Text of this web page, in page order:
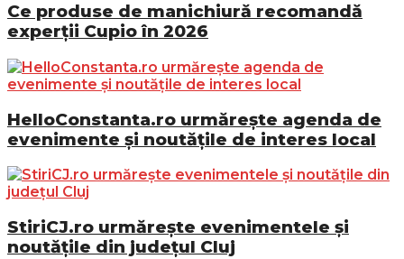
Ce produse de manichiură recomandă
experții Cupio în 2026
HelloConstanta.ro urmărește agenda de
evenimente și noutățile de interes local
StiriCJ.ro urmărește evenimentele și
noutățile din județul Cluj